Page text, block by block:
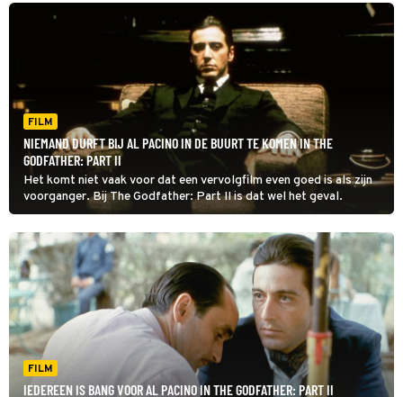
FILM
NIEMAND DURFT BIJ AL PACINO IN DE BUURT TE KOMEN IN THE
GODFATHER: PART II
Het komt niet vaak voor dat een vervolgfilm even goed is als zijn
voorganger. Bij The Godfather: Part II is dat wel het geval.
FILM
IEDEREEN IS BANG VOOR AL PACINO IN THE GODFATHER: PART II